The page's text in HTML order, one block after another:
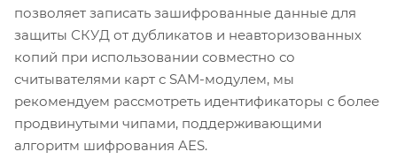
позволяет записать зашифрованные данные для
защиты СКУД от дубликатов и неавторизованных
копий при использовании совместно со
считывателями карт с SAM-модулем, мы
рекомендуем рассмотреть идентификаторы с более
продвинутыми чипами, поддерживающими
алгоритм шифрования AES.